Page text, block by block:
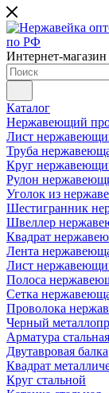
Интернет-магазин
Каталог
Нержавеющий
Лист
Труба
Круг
Рулон
Уголок из
Шестигранник
Швеллер
Квадрат
Лента
Лист
Полоса
Сетка
Проволока
Черный
Арматура стальная
Двутавровая балка
Квадрат
Круг стальной